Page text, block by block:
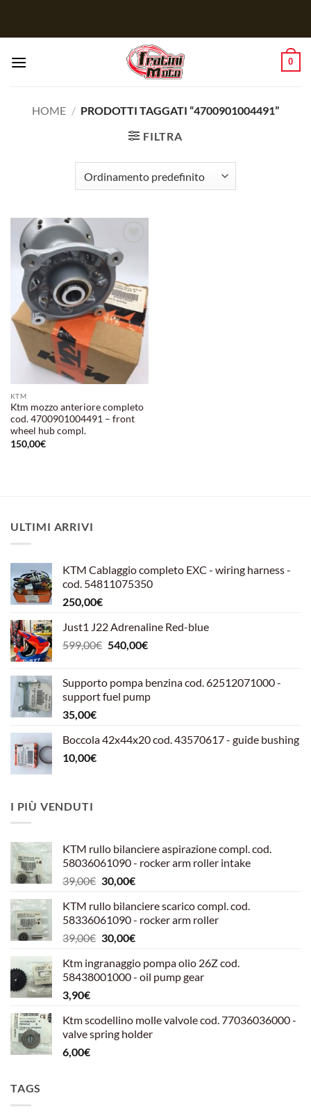
0
HOME / PRODOTTI TAGGATI “4700901004491”
FILTRA
Aggiungi
alla lista
desideri
KTM
Ktm mozzo anteriore completo
cod. 4700901004491 – front
wheel hub compl.
150,00€
ULTIMI ARRIVI
KTM Cablaggio completo EXC - wiring harness -
cod. 54811075350
250,00€
Just1 J22 Adrenaline Red-blue
599,00€ Il
era:
599,00€.
540,00€Il
è:
540,00€.
Supporto pompa benzina cod. 62512071000 -
support fuel pump
35,00€
Boccola 42x44x20 cod. 43570617 - guide bushing
10,00€
I PIÙ VENDUTI
KTM rullo bilanciere aspirazione compl. cod.
58036061090 - rocker arm roller intake
39,00€ Il
originale
era:
39,00€.
30,00€Il
attuale
è:
30,00€.
KTM rullo bilanciere scarico compl. cod.
58336061090 - rocker arm roller
39,00€ Il
originale
era:
30,00€Il
attuale
è:
Ktm ingranaggio pompa olio 26Z cod.
58438001000 - oil pump gear
3,90€
Ktm scodellino molle valvole cod. 77036036000 -
valve spring holder
6,00€
TAGS